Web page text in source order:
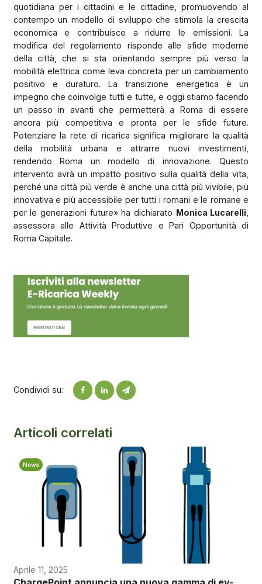
quotidiana per i cittadini e le cittadine, promuovendo al
contempo un modello di sviluppo che stimola la crescita
economica e contribuisce a ridurre le emissioni. La
modifica del regolamento risponde alle sfide moderne
della città, che si sta orientando sempre più verso la
mobilità elettrica come leva concreta per un cambiamento
positivo e duraturo. La transizione energetica è un
impegno che coinvolge tutti e tutte, e oggi stiamo facendo
un passo in avanti che permetterà a Roma di essere
ancora più competitiva e pronta per le sfide future.
Potenziare la rete di ricarica significa migliorare la qualità
della mobilità urbana e attrarre nuovi investimenti,
rendendo Roma un modello di innovazione. Questo
intervento avrà un impatto positivo sulla qualità della vita,
perché una città più verde è anche una città più vivibile, più
innovativa e più accessibile per tutti i romani e le romane e
per le generazioni future» ha dichiarato Monica Lucarelli
assessora alle Attività Produttive e Pari Opportunità di
Roma Capitale.
Condividi su:
Articoli correlati
News
Aprile 11, 2025